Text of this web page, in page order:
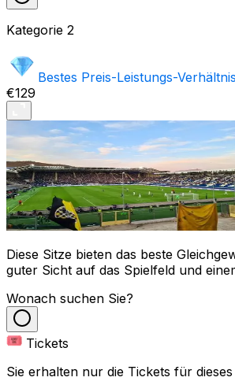
Kategorie 2
Bestes Preis-Leistungs-
€129
Diese Sitze bieten das beste
guter Sicht auf das Spielfeld und
Wonach suchen Sie?
Tickets
Sie erhalten nur die Tickets für